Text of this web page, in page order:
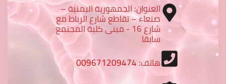
العنوان: الجمهورية اليمنية –
صنعاء – تقاطع شارع الرباط مع
شارع 16 - مبنى كلية المجتمع
سابقا
هاتف:009671209474